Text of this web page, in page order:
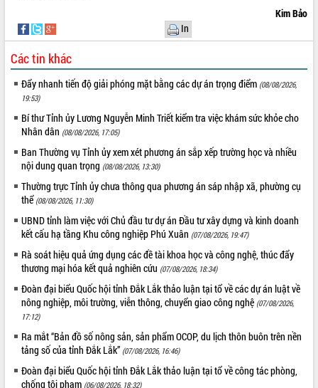
II/2026
Đắk Lắk ký kết thỏa thuận hợp tác về
chuyển đổi số giai đoạn 2026 – 2030
với Tập đoàn Bưu chính Viễn thông
Việt Nam
Thứ trưởng Bộ Y tế làm việc với tỉnh
Đắk Lắk về phát triển nhân lực y tế
cho trạm y tế cấp xã
Du lịch Đắk Lắk nâng tầm trải nghiệm
du khách thông qua Hệ thống cơ sở dữ
liệu và Bản đồ số
Tập huấn ứng dụng trí tuệ nhân tạo (AI)
trong thương mại điện tử năm 2026
Đoàn đại biểu Quốc hội tỉnh Đắk Lắk
trao đổi thông tin trước Kỳ họp thứ
nhất, Quốc hội khóa XVI
Quyết liệt cải cách hành chính, khơi
thông nguồn lực phát triển
Nâng cao hiệu lực, hiệu quả HĐND
Xã Ea Phê gắn cải cách hành chính với
chuyển đổi số
Phó Chủ tịch Thường trực UBND tỉnh
Kim Bảo
In
Các tin khác
Đẩy nhanh tiến độ giải phóng mặt bằng các dự án trọng điểm (08/08/2026,
19:53)
Bí thư Tỉnh ủy Lương Nguyễn Minh Triết kiểm tra việc khám sức khỏe cho
Nhân dân (08/08/2026, 17:05)
Ban Thường vụ Tỉnh ủy xem xét phương án sắp xếp trường học và nhiều
nội dung quan trọng (08/08/2026, 13:30)
Thường trực Tỉnh ủy chưa thông qua phương án sáp nhập xã, phường cụ
thể (08/08/2026, 11:30)
UBND tỉnh làm việc với Chủ đầu tư dự án Đầu tư xây dựng và kinh doanh
kết cấu hạ tầng Khu công nghiệp Phú Xuân (07/08/2026, 19:47)
Rà soát hiệu quả ứng dụng các đề tài khoa học và công nghệ, thúc đẩy
thương mại hóa kết quả nghiên cứu (07/08/2026, 18:34)
Đoàn đại biểu Quốc hội tỉnh Đắk Lắk thảo luận tại tổ về các dự án luật về
nông nghiệp, môi trường, viễn thông, chuyển giao công nghệ (07/08/2026,
17:12)
Ra mắt “Bản đồ số nông sản, sản phẩm OCOP, du lịch thôn buôn trên nền
tảng số của tỉnh Đắk Lắk” (07/08/2026, 16:46)
Đoàn đại biểu Quốc hội tỉnh Đắk Lắk thảo luận tại tổ về công tác phòng,
chống tội phạm (06/08/2026, 18:32)